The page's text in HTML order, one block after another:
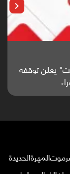
بدراسة
المهرةالحديدة